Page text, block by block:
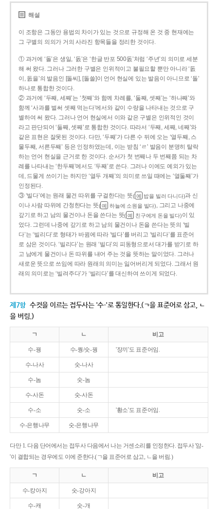
해설
이 조항은 그동안 용법의 차이가 있는 것으로 규정해 온 것 중 현재에는
그 구별의 의의가 거의 사라진 항목들을 정리한 것이다.
① 과거에 ‘돌’은 생일, ‘돐’은 ‘한글 반포 500돐’처럼 ‘주년’의 의미로 세분
해 써 왔다. 그러나 그러한 구별은 인위적이고 불필요할 뿐만 아니라 ‘돐
이, 돐을’의 발음인 [돌씨], [돌쓸]이 언어 현실에 있는 발음이 아니므로 ‘돌’
하나로 통합한 것이다.
② 과거에 ‘두째, 세째’는 ‘첫째’와 함께 차례를, ‘둘째, 셋째’는 ‘하나째’와
함께 ‘사과를 벌써 셋째 먹는다’에서와 같이 수량을 나타내는 것으로 구
별하여 써 왔다. 그러나 언어 현실에서 이와 같은 구별은 인위적인 것이
라고 판단되어 ‘둘째, 셋째’로 통합한 것이다. 따라서 ‘두째, 세째, 네째’와
같은 표현은 잘못된 것이다. 다만, ‘두째’가 다른 수 뒤에 오는 ‘열두째, 스
물두째, 서른두째’ 등은 인정하였는데, 이는 받침 ‘ㄹ’ 발음이 분명히 탈락
하는 언어 현실을 근거로 한 것이다. 순서가 첫 번째나 두 번째쯤 되는 차
례를 나타내는 ‘한두째’에서도 ‘두째’로 쓴다. 그러나 이에도 예외가 있는
데, 드물게 쓰이기는 하지만 ‘열두 개째’의 의미로 쓰일 때에는 ‘열둘째’가
인정된다.
③ ‘빌다’에는 원래 물건 따위를 구걸한다는 뜻( 예 밥을 빌러 다니다)과 신
이나 사람 따위에 간청한다는 뜻( 예 하늘에 소원을 빌다), 그리고 나중에
갚기로 하고 남의 물건이나 돈을 쓴다는 뜻( 예 친구에게 돈을 빌다)이 있
었다. 그런데 나중에 갚기로 하고 남의 물건이나 돈을 쓴다는 뜻의 ‘빌
다’는 ‘빌리다’로 형태가 바뀜에 따라 ‘빌다’를 버리고 ‘빌리다’를 표준어
로 삼은 것이다. ‘빌리다’는 원래 ‘빌다’의 피동형으로서 대가를 받기로 하
고 남에게 물건이나 돈 따위를 내어 주는 것을 뜻하는 말이었다. 그러나
새로운 뜻으로 쓰임에 따라 원래의 의미는 잃어버리게 되었다. 그래서 원
래의 의미로는 ‘빌려주다’가 ‘빌리다’를 대신하여 쓰이게 되었다.
제7항 수컷을 이르는 접두사는 '수-'로 통일한다.(ㄱ을 표준어로 삼고, ㄴ
을 버림.)
ㄱ ㄴ 비고
수-꿩 수-퀑/숫-꿩 '장끼'도 표준어임.
수-나사 숫-나사
수-놈 숫-놈
수-사돈 숫-사돈
수-소 숫-소 '황소'도 표준어임.
수-은행나무 숫-은행나무
다만 1. 다음 단어에서는 접두사 다음에서 나는 거센소리를 인정한다. 접두사 '암-
'이 결합되는 경우에도 이에 준한다.(ㄱ을 표준어로 삼고, ㄴ을 버림.)
ㄱ ㄴ 비고
수-캉아지 숫-강아지
수-캐 숫-개